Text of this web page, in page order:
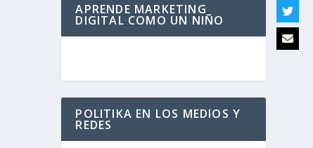
APRENDE MARKETING
DIGITAL COMO UN NIÑO
POLITIKA EN LOS MEDIOS Y
REDES